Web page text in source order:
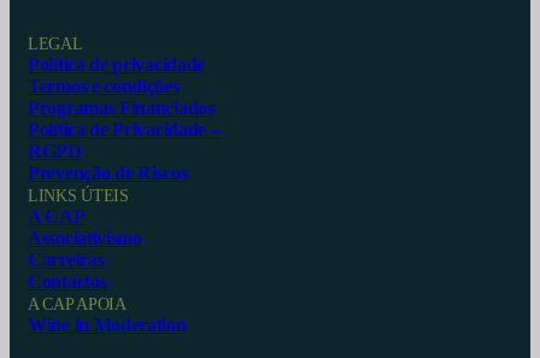
LEGAL
Política de privacidade
Termos e condições
Programas Financiados
Política de Privacidade –
RGPD
Prevenção de Riscos
LINKS ÚTEIS
A CAP
Associativismo
Carreiras
Contactos
A CAP APOIA
Wine in Moderation